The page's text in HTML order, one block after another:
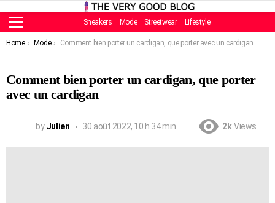
Menu
Sneakers Mode Streetwear Lifestyle
You are here:
Home Mode Comment bien porter un cardigan, que porter avec un cardigan
Comment bien porter un cardigan, que porter
avec un cardigan
by Julien 30 août 2022, 10 h 34 min 2k Views